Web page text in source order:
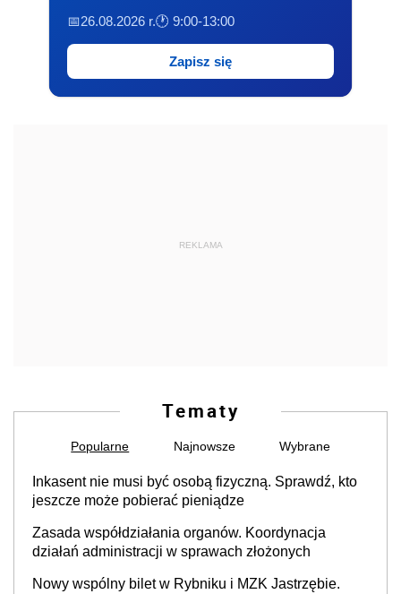
📅26.08.2026 r.🕐 9:00-13:00
Zapisz się
REKLAMA
Tematy
Popularne Najnowsze Wybrane
Inkasent nie musi być osobą fizyczną. Sprawdź, kto
jeszcze może pobierać pieniądze
Zasada współdziałania organów. Koordynacja
działań administracji w sprawach złożonych
Nowy wspólny bilet w Rybniku i MZK Jastrzębie.